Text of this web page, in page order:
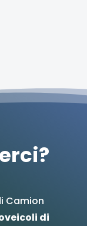
Camion
di